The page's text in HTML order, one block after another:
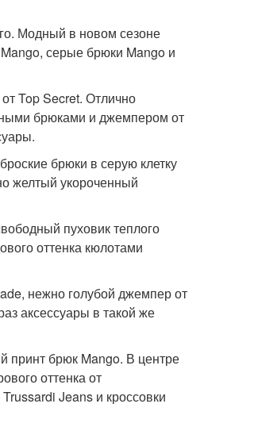
Модный в новом сезоне
серые брюки Mango и
Top Secret. Отлично
брюками и джемпером от
брюки в серую клетку
желтый укороченный
пуховик теплого
оттенка кюлотами
нежно голубой джемпер от
аксессуары в такой же
принт брюк Mango. В центре
оттенка от
Jeans и кроссовки